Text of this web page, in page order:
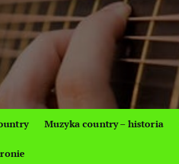
Muzyka country – historia